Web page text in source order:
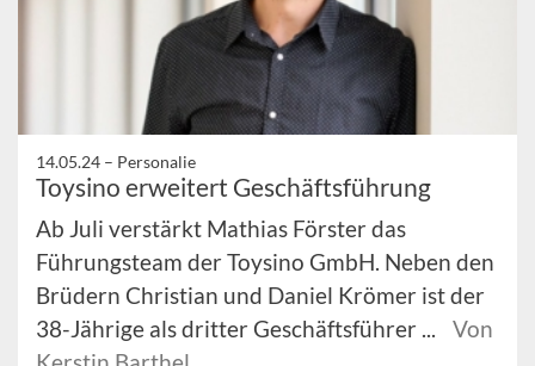
14.05.24 – Personalie
Toysino erweitert Geschäftsführung
Ab Juli verstärkt Mathias Förster das
Führungsteam der Toysino GmbH. Neben den
Brüdern Christian und Daniel Krömer ist der
38-Jährige als dritter Geschäftsführer ...
Von